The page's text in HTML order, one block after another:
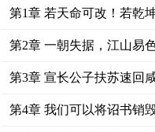
第1章 若天命可改！若乾
第2章 一朝失据，江山易
第3章 宣长公子扶苏速回
第4章 我们可以将诏书销